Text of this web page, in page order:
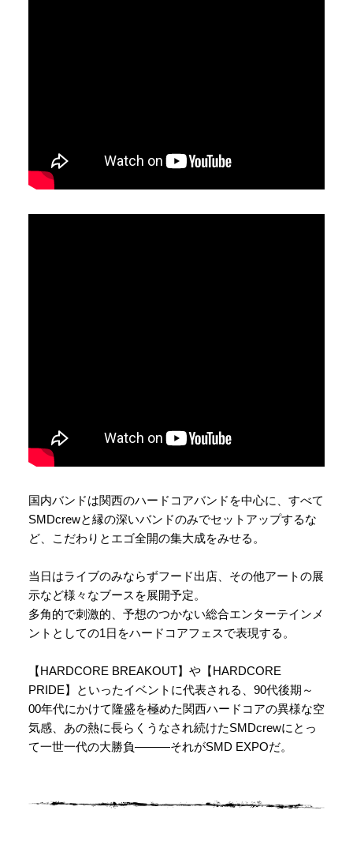
国内バンドは関西のハードコアバンドを中心に、すべて
SMDcrewと縁の深いバンドのみでセットアップするな
ど、こだわりとエゴ全開の集大成をみせる。
当日はライブのみならずフード出店、その他アートの展
示など様々なブースを展開予定。
多角的で刺激的、予想のつかない総合エンターテインメ
ントとしての1日をハードコアフェスで表現する。
【HARDCORE BREAKOUT】や【HARDCORE
PRIDE】といったイベントに代表される、90代後期～
00年代にかけて隆盛を極めた関西ハードコアの異様な空
気感、あの熱に長らくうなされ続けたSMDcrewにとっ
て一世一代の大勝負―――それがSMD EXPOだ。